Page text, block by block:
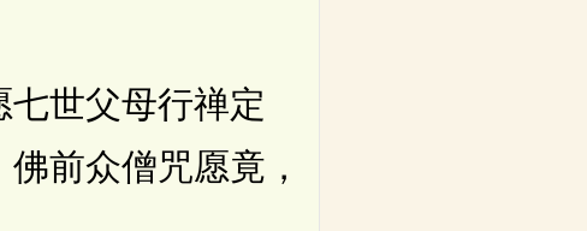
世父母行禅定
前众僧咒愿竟，